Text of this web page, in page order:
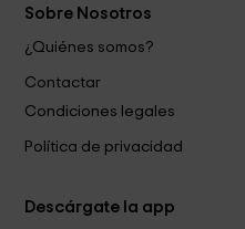
Sobre Nosotros
¿Quiénes somos?
Contactar
Condiciones legales
Política de privacidad
Descárgate la app